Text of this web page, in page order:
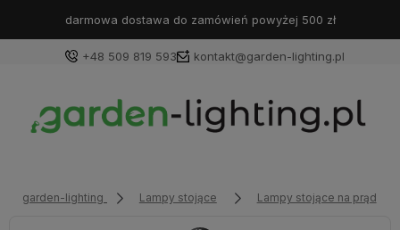
darmowa dostawa do zamówień powyżej 500 zł
+48 509 819 593 kontakt@garden-lighting.pl
Załóż konto
garden-lighting Lampy stojące Lampy stojące na prąd